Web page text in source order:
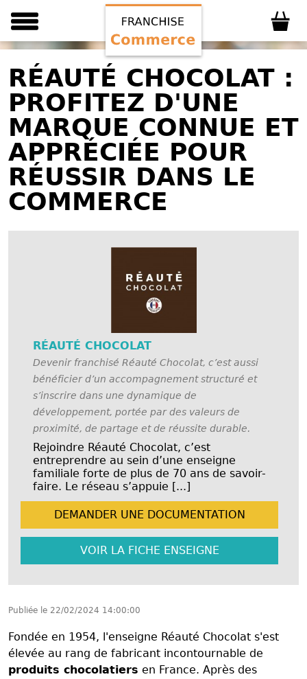
RÉAUTÉ CHOCOLAT :
PROFITEZ D'UNE
MARQUE CONNUE ET
APPRÉCIÉE POUR
RÉUSSIR DANS LE
COMMERCE
RÉAUTÉ CHOCOLAT
Devenir franchisé Réauté Chocolat, c’est aussi
bénéficier d’un accompagnement structuré et
s’inscrire dans une dynamique de
développement, portée par des valeurs de
proximité, de partage et de réussite durable.
Rejoindre Réauté Chocolat, c’est
entreprendre au sein d’une enseigne
familiale forte de plus de 70 ans de savoir-
faire. Le réseau s’appuie [...]
DEMANDER UNE DOCUMENTATION
VOIR LA FICHE ENSEIGNE
Publiée le 22/02/2024 14:00:00
Fondée en 1954, l'enseigne Réauté Chocolat s'est
élevée au rang de fabricant incontournable de
produits chocolatiers en France. Après des